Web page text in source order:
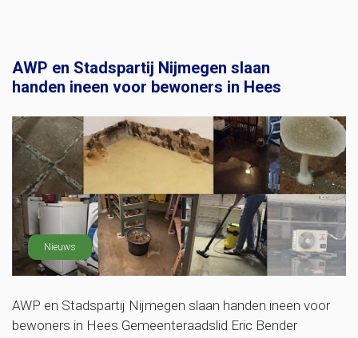
AWP en Stadspartij Nijmegen slaan
handen ineen voor bewoners in Hees
Nieuws
AWP en Stadspartij Nijmegen slaan handen ineen voor
bewoners in Hees Gemeenteraadslid Eric Bender